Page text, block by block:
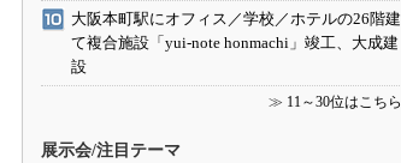
大阪本町駅にオフィス／学校／ホテルの26階建
て複合施設「yui-note honmachi」竣工、大成建
設
≫ 11～30位はこちら
展示会/注目テーマ